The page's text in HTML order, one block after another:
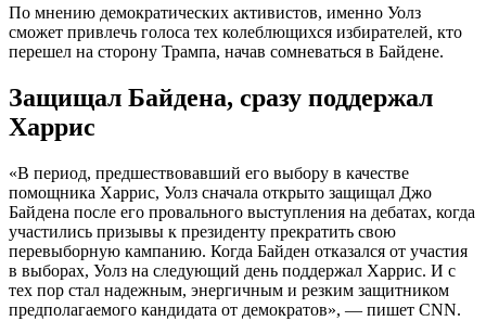
По мнению демократических активистов, именно Уолз
сможет привлечь голоса тех колеблющихся избирателей, кто
перешел на сторону Трампа, начав сомневаться в Байдене.
Защищал Байдена, сразу поддержал
Харрис
«В период, предшествовавший его выбору в качестве
помощника Харрис, Уолз сначала открыто защищал Джо
Байдена после его провального выступления на дебатах, когда
участились призывы к президенту прекратить свою
перевыборную кампанию. Когда Байден отказался от участия
в выборах, Уолз на следующий день поддержал Харрис. И с
тех пор стал надежным, энергичным и резким защитником
предполагаемого кандидата от демократов», — пишет CNN.